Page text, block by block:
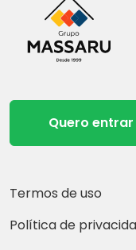
Quero
Termos de uso
Política de